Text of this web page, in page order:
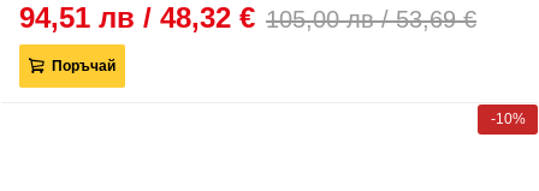
94,51 лв / 48,32 € 105,00 лв / 53,69 €
Поръчай
-10%